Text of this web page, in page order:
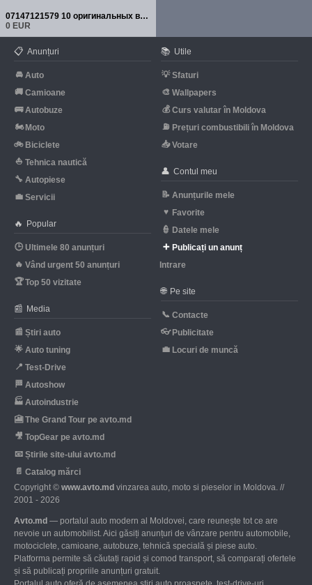
07147121579 10 оригинальных винтов для крепления линз BMW и MINI
0 EUR
📋 Anunțuri
🚘 Auto
🚚 Camioane
🚌 Autobuze
🏍 Moto
🚲 Biciclete
⛵ Tehnica nautică
🔧 Autopiese
💼 Servicii
🔥 Popular
🕒 Ultimele 80 anunțuri
🔥 Vând urgent 50 anunțuri
🏆Top 50 vizitate
📰 Media
📰 Știri auto
🌟 Auto tuning
📍 Test-Drive
🏁 Autoshow
🏭 Autoindustrie
🎦 The Grand Tour pe avto.md
🎥 TopGear pe avto.md
📧 Știrile site-ului avto.md
📄 Catalog mărci
📚 Utile
💡 Sfaturi
🎨 Wallpapers
💰 Curs valutar în Moldova
⛽ Prețuri combustibili în Moldova
📥 Votare
👤 Contul meu
📝 Anunțurile mele
♥ Favorite
👮 Datele mele
➕ Publicați un anunț
Intrare
🌐 Pe site
📞 Contacte
👓 Publicitate
💼 Locuri de muncă
Copyright © www.avto.md vinzarea auto, moto si pieselor in Moldova. //
2001 - 2026
Avto.md — portalul auto modern al Moldovei, care reunește tot ce are
nevoie un automobilist. Aici găsiți anunțuri de vânzare pentru automobile,
motociclete, camioane, autobuze, tehnică specială și piese auto.
Platforma permite să căutați rapid și comod transport, să comparați ofertele
și să publicați propriile anunțuri gratuit.